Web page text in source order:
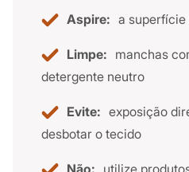
Aspire: a
Limpe: manchas
detergente neutro
Evite: exposição
desbotar o tecido
Não: utilize